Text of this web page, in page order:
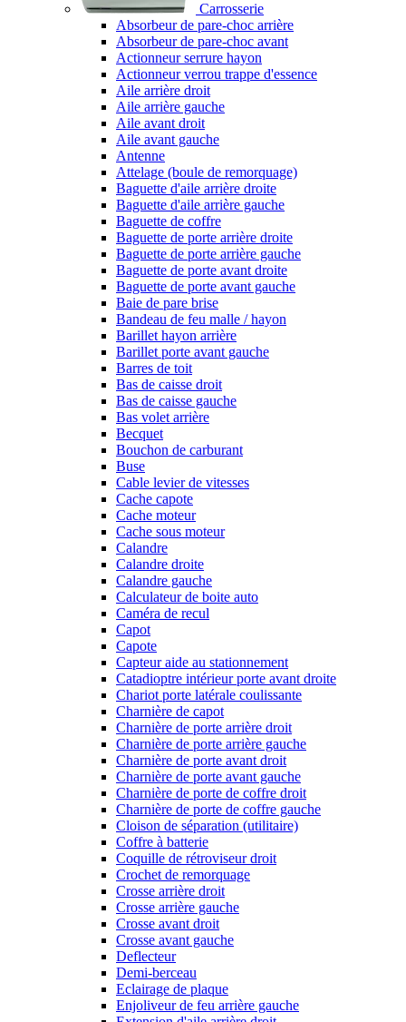
Carrosserie
Absorbeur de pare-choc arrière
Absorbeur de pare-choc avant
Actionneur serrure hayon
Actionneur verrou trappe d'essence
Aile arrière droit
Aile arrière gauche
Aile avant droit
Aile avant gauche
Antenne
Attelage (boule de remorquage)
Baguette d'aile arrière droite
Baguette d'aile arrière gauche
Baguette de coffre
Baguette de porte arrière droite
Baguette de porte arrière gauche
Baguette de porte avant droite
Baguette de porte avant gauche
Baie de pare brise
Bandeau de feu malle / hayon
Barillet hayon arrière
Barillet porte avant gauche
Barres de toit
Bas de caisse droit
Bas de caisse gauche
Bas volet arrière
Becquet
Bouchon de carburant
Buse
Cable levier de vitesses
Cache capote
Cache moteur
Cache sous moteur
Calandre
Calandre droite
Calandre gauche
Calculateur de boite auto
Caméra de recul
Capot
Capote
Capteur aide au stationnement
Catadioptre intérieur porte avant droite
Chariot porte latérale coulissante
Charnière de capot
Charnière de porte arrière droit
Charnière de porte arrière gauche
Charnière de porte avant droit
Charnière de porte avant gauche
Charnière de porte de coffre droit
Charnière de porte de coffre gauche
Cloison de séparation (utilitaire)
Coffre à batterie
Coquille de rétroviseur droit
Crochet de remorquage
Crosse arrière droit
Crosse arrière gauche
Crosse avant droit
Crosse avant gauche
Deflecteur
Demi-berceau
Eclairage de plaque
Enjoliveur de feu arrière gauche